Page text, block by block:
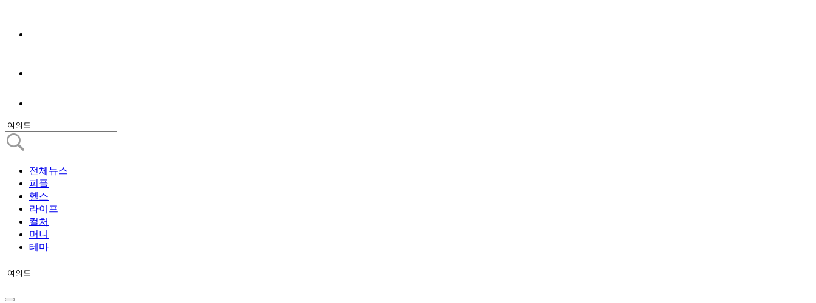
전체뉴스
피플
헬스
라이프
컬처
머니
테마